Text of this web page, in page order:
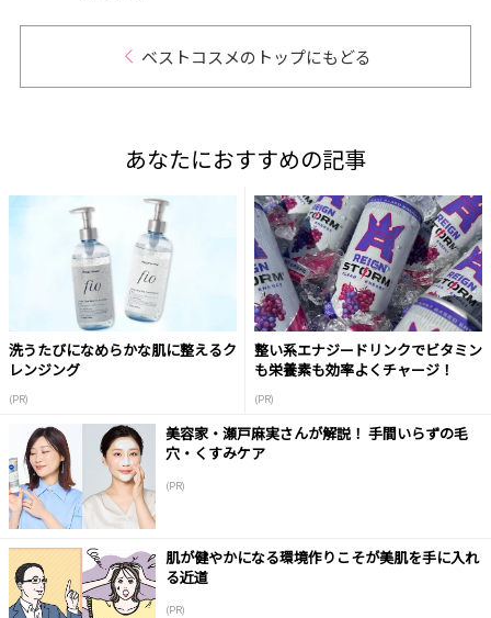
ベストコスメのトップにもどる
あなたにおすすめの記事
洗うたびになめらかな肌に整えるク
レンジング
(PR)
整い系エナジードリンクでビタミン
も栄養素も効率よくチャージ！
(PR)
美容家・瀬戸麻実さんが解説！ 手間いらずの毛
穴・くすみケア
(PR)
肌が健やかになる環境作りこそが美肌を手に入れ
る近道
(PR)